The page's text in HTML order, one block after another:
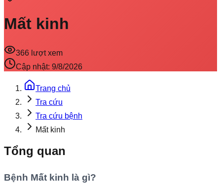
Mất kinh
366 lượt xem
Cập nhật: 9/8/2026
Trang chủ
Tra cứu
Tra cứu bệnh
Mất kinh
Tổng quan
Bệnh Mất kinh là gì?